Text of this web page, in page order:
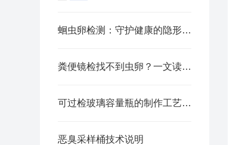
蛔虫卵检测：守护健康的隐形防线
粪便镜检找不到虫卵？一文读懂蛔虫卵检测分析
可过检玻璃容量瓶的制作工艺与校准方法
恶臭采样桶技术说明